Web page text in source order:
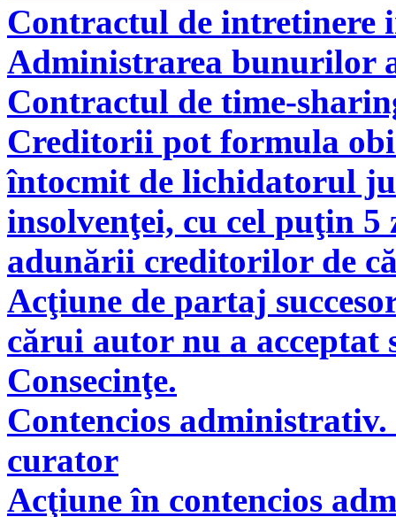
Contractul de intretinere
Administrarea bunurilor
Contractul de time-
Creditorii pot formula
întocmit de lichidatorul
insolvenţei, cu cel puţin
adunării creditorilor de
Acţiune de partaj
cărui autor nu a acceptat
Consecinţe.
Contencios
curator
Acţiune în contencios